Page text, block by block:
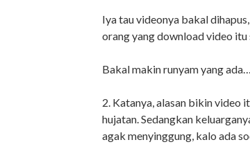
Iya tau videonya bakal
orang yang download video
Bakal makin runyam yang
2. Katanya, alasan bikin video
hujatan. Sedangkan
agak menyinggung, kalo ada